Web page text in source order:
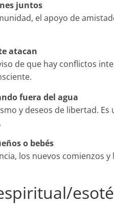
juntos
el apoyo de
atacan
de que hay conflictos
fuera del agua
y deseos de libertad.
o bebés
los nuevos comienzos